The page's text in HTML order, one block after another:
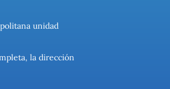
unidad
la dirección